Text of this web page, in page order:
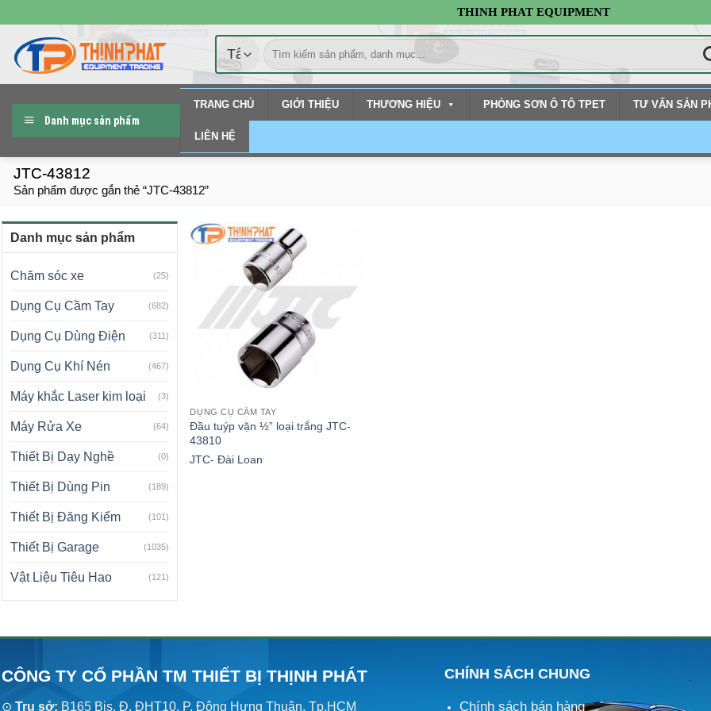
đến
nội
dung
THINH PHAT EQUIPMENT
Tìm
kiếm:
Danh mục sản phẩm
TRANG CHỦ GIỚI THIỆU THƯƠNG HIỆU PHÒNG SƠN Ô TÔ TPET TƯ VẤN SẢN
LIÊN HỆ
JTC-43812
Sản phẩm được gắn thẻ “JTC-43812”
Danh mục sản phẩm
Chăm sóc xe (25)
Dụng Cụ Cầm Tay (682)
Dụng Cụ Dùng Điện (311)
Dụng Cụ Khí Nén (467)
Máy khắc Laser kim loại (3)
Máy Rửa Xe (64)
Thiết Bị Dạy Nghề (0)
Thiết Bị Dùng Pin (189)
Thiết Bị Đăng Kiểm (101)
Thiết Bị Garage (1035)
Vật Liệu Tiêu Hao (121)
DỤNG CỤ CẦM TAY
Đầu tuýp vặn ½” loại trắng JTC-
43810
JTC- Đài Loan
CÔNG TY CỔ PHẦN TM THIẾT BỊ THỊNH PHÁT
⊙ Trụ sở: B165 Bis, Đ. ĐHT10, P. Đông Hưng Thuận, Tp.HCM
CHÍNH SÁCH CHUNG
Chính sách bán hàng